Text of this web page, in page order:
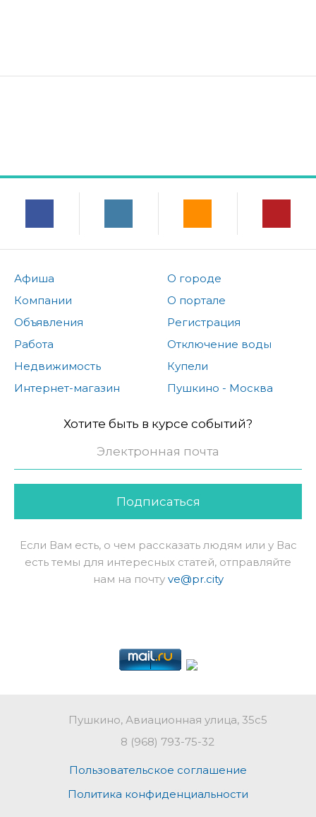
Афиша
Компании
Объявления
Работа
Недвижимость
Интернет-магазин
О городе
О портале
Регистрация
Отключение воды
Купели
Пушкино - Москва
Хотите быть в курсе событий?
Подписаться
Если Вам есть, о чем рассказать людям или у Вас
есть темы для интересных статей, отправляйте
нам на почту ve@pr.city
Пушкино, Авиационная улица, 35с5
8 (968) 793-75-32
Пользовательское соглашение
Политика конфиденциальности